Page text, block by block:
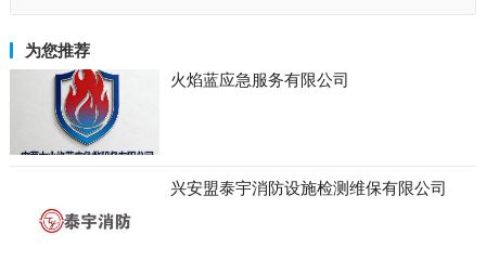
为您推荐
火焰蓝应急服务有限公司
兴安盟泰宇消防设施检测维保有限公司